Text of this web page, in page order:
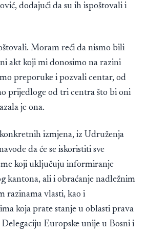
dodajući da su ih ispoštovali i
Moram reći da nismo bili
akt koji mi donosimo na razini
preporuke i pozvali centar, od
prijedloge od tri centra što bi oni
je ona.
izmjena, iz Udruženja
da će se iskoristiti sve
koji uključuju informiranje
kantona, ali i obraćanje nadležnim
razinama vlasti, kao i
koja prate stanje u oblasti prava
Europske unije u Bosni i